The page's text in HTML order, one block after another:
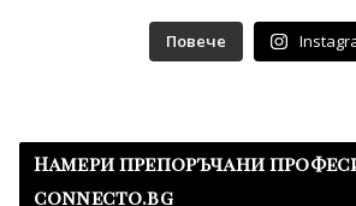
Повече
Намери препоръчани
connecto.bg